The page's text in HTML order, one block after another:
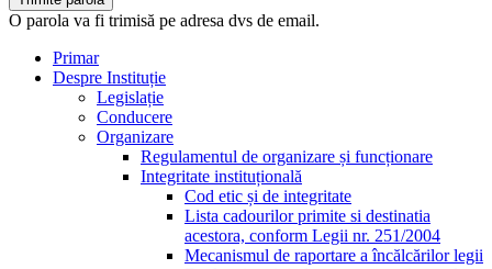
O parola va fi trimisă pe adresa dvs de email.
Primar
Despre Instituție
Legislație
Conducere
Organizare
Regulamentul de organizare și funcționare
Integritate instituțională
Cod etic și de integritate
Lista cadourilor primite si destinatia
acestora, conform Legii nr. 251/2004
Mecanismul de raportare a încălcărilor legii